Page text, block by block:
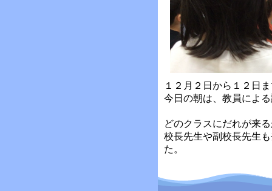
１２月２日から１２日
今日の朝は、教員によ
どのクラスにだれが来
校長先生や副校長先生
た。